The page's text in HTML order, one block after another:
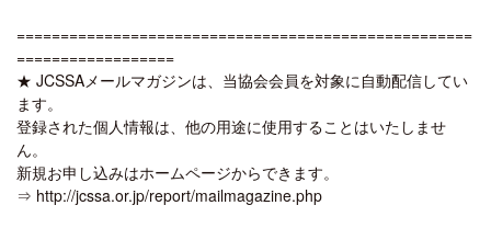
====================================================
==================
★ JCSSAメールマガジンは、当協会会員を対象に自動配信してい
ます。
登録された個人情報は、他の用途に使用することはいたしませ
ん。
新規お申し込みはホームページからできます。
⇒ http://jcssa.or.jp/report/mailmagazine.php